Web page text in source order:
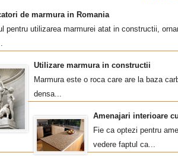
de marmura in Romania
pentru utilizarea marmurei atat in constructii,
Utilizare marmura in constructii
Marmura este o roca care are la baza
densa...
Amenajari interioare
Fie ca optezi pentru
vedere faptul ca...